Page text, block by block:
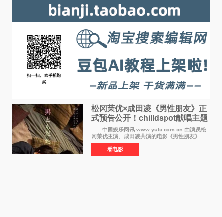
松冈茉优×成田凌《男性朋友》正
式预告公开！chilldspot献唱主题
中国娱乐网讯 www yule com cn 由演员松
冈茉优主演、成田凌共演的电影《男性朋友》
（三岛有纪子执导，11月6日上映）于8月5日公开
正式视觉图与正式预告片。同时，三人乐队
chilldspot为该片创
看电影